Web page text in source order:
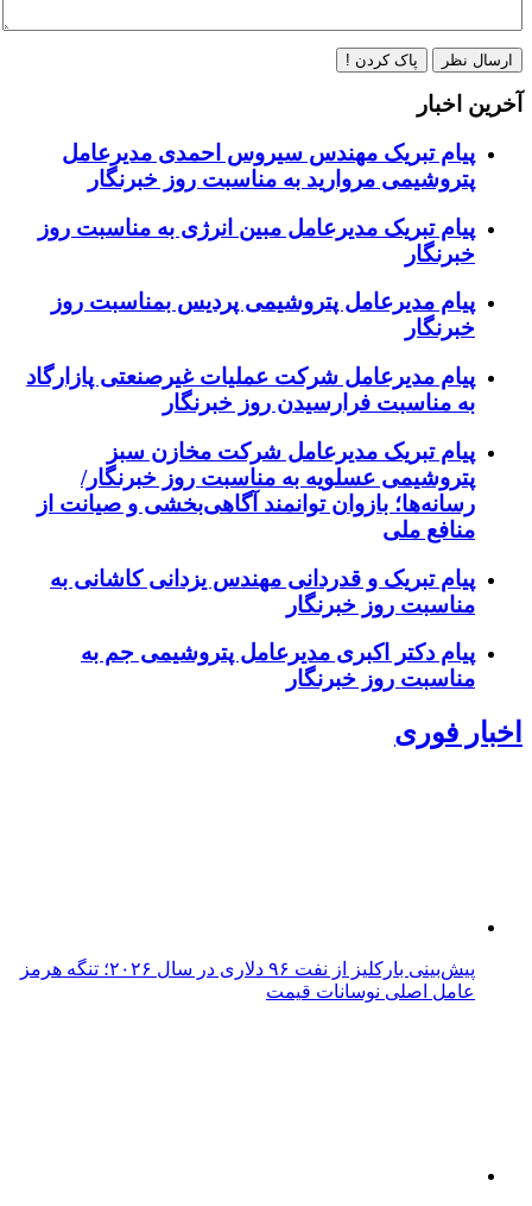
ارسال نظر پاک کردن !
آخرین اخبار
پیام تبریک مهندس سیروس احمدی مدیرعامل
پتروشیمی مروارید به مناسبت روز خبرنگار
پیام تبریک مدیرعامل مبین انرژی به مناسبت روز
خبرنگار
پیام مدیرعامل پتروشیمی پردیس بمناسبت روز
خبرنگار
پیام مدیرعامل شرکت عملیات غیرصنعتی پازارگاد
به مناسبت فرارسیدن روز خبرنگار
پیام تبریک مدیرعامل شرکت مخازن سبز
پتروشیمی عسلویه به مناسبت روز خبرنگار/
رسانه‌ها؛ بازوان توانمند آگاهی‌بخشی و صیانت از
منافع ملی
پیام تبریک و قدردانی مهندس یزدانی کاشانی به
مناسبت روز خبرنگار
پیام دکتر اکبری مدیرعامل پتروشیمی جم به
مناسبت روز خبرنگار
اخبار فوری
پیش‌بینی بارکلیز از نفت ۹۶ دلاری در سال ۲۰۲۶؛ تنگه هرمز
عامل اصلی نوسانات قیمت